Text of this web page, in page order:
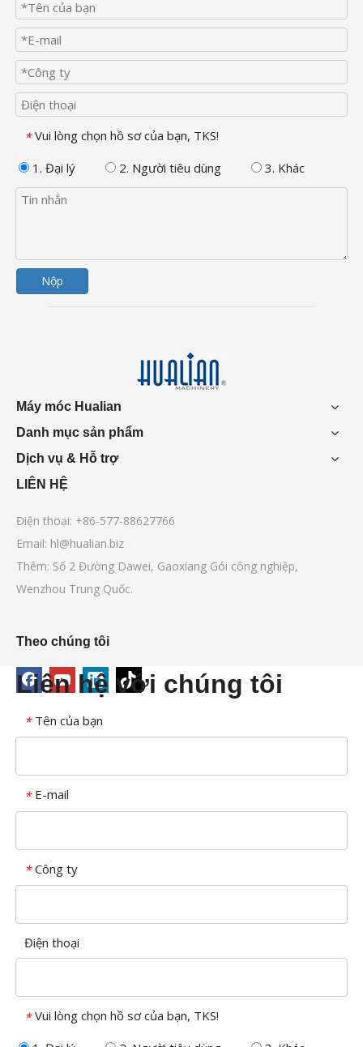
* Vui lòng chọn hồ sơ của bạn, TKS!
1. Đại lý
2. Người tiêu dùng 3. Khác
Nộp
Máy móc Hualian
Danh mục sản phẩm
Dịch vụ & Hỗ trợ
LIÊN HỆ
Điện thoại: +86-577-88627766
Email: hl@hualian.biz
Thêm: Số 2 Đường Dawei, Gaoxiang Gói công nghiệp,
Wenzhou Trung Quốc.
Theo chúng tôi
Liên hệ với chúng tôi
* Tên của bạn
* E-mail
* Công ty
Điện thoại
* Vui lòng chọn hồ sơ của bạn, TKS!